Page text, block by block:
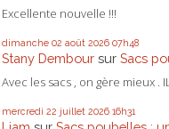
Excellente nouvelle !!!
dimanche 02 août 2026 07h48
Stany Dembour sur Sacs
Avec les sacs , on gère mieux .
mercredi 22 juillet 2026 16h31